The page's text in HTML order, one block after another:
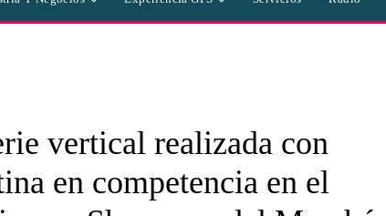
vertical realizada con
en competencia en el